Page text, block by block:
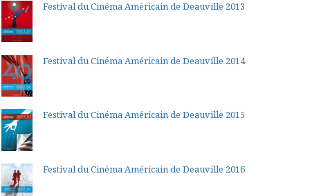
Festival du Cinéma Américain de Deauville 2013
Festival du Cinéma Américain de Deauville 2014
Festival du Cinéma Américain de Deauville 2015
Festival du Cinéma Américain de Deauville 2016